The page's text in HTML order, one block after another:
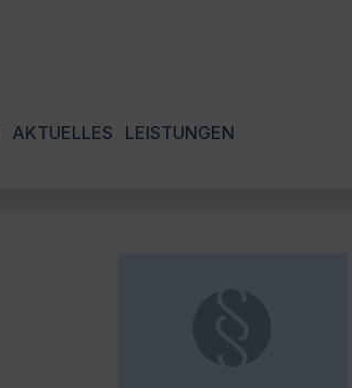
AKTUELLES LEISTUNGEN